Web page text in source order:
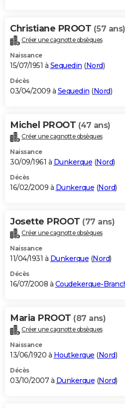
Christiane PROOT (57 ans)
Créer une cagnotte obsèques
Naissance
15/07/1951 à Sequedin (Nord)
Décès
03/04/2009 à Sequedin (Nord)
Michel PROOT (47 ans)
Créer une cagnotte obsèques
Naissance
30/09/1961 à Dunkerque (Nord)
Décès
16/02/2009 à Dunkerque (Nord)
Josette PROOT (77 ans)
Créer une cagnotte obsèques
Naissance
11/04/1931 à Dunkerque (Nord)
Décès
16/07/2008 à Coudekerque-
Maria PROOT (87 ans)
Créer une cagnotte obsèques
Naissance
13/06/1920 à Houtkerque (Nord)
Décès
03/10/2007 à Dunkerque (Nord)